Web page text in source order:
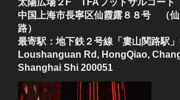
太陽広場２F TFAフットサルコート
中国上海市長寧区仙霞露８８号 （
路）
最寄駅：地下鉄２号線「婁山関路駅
Loushanguan Rd, HongQiao,
Shanghai Shi 200051